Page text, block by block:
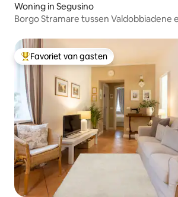
Woning in Segusino
Borgo Stramare tussen Valdobbiadene
Topfavoriet van gasten
Favoriet van gasten